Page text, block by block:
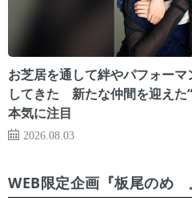
お芝居を通して絆やパフォー
してきた 新たな仲間を迎えた
本気に注目
2026.08.03
WEB限定企画『板尾のめ゙